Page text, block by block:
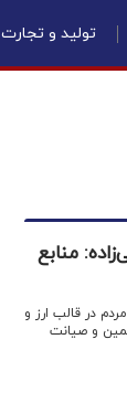
تولید و تجارت
منابع
در قالب ارز و
و صیانت